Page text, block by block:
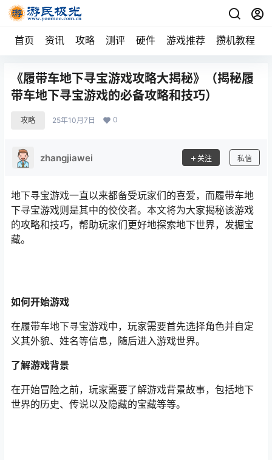
首页 资讯 攻略 测评 硬件 游戏推荐 攒机教程
《履带车地下寻宝游戏攻略大揭秘》（揭秘履
带车地下寻宝游戏的必备攻略和技巧）
攻略 25年10月7日 0
zhangjiawei 关注 私信
地下寻宝游戏一直以来都备受玩家们的喜爱，而履带车地
下寻宝游戏则是其中的佼佼者。本文将为大家揭秘该游戏
的攻略和技巧，帮助玩家们更好地探索地下世界，发掘宝
藏。
如何开始游戏
在履带车地下寻宝游戏中，玩家需要首先选择角色并自定
义其外貌、姓名等信息，随后进入游戏世界。
了解游戏背景
在开始冒险之前，玩家需要了解游戏背景故事，包括地下
世界的历史、传说以及隐藏的宝藏等等。